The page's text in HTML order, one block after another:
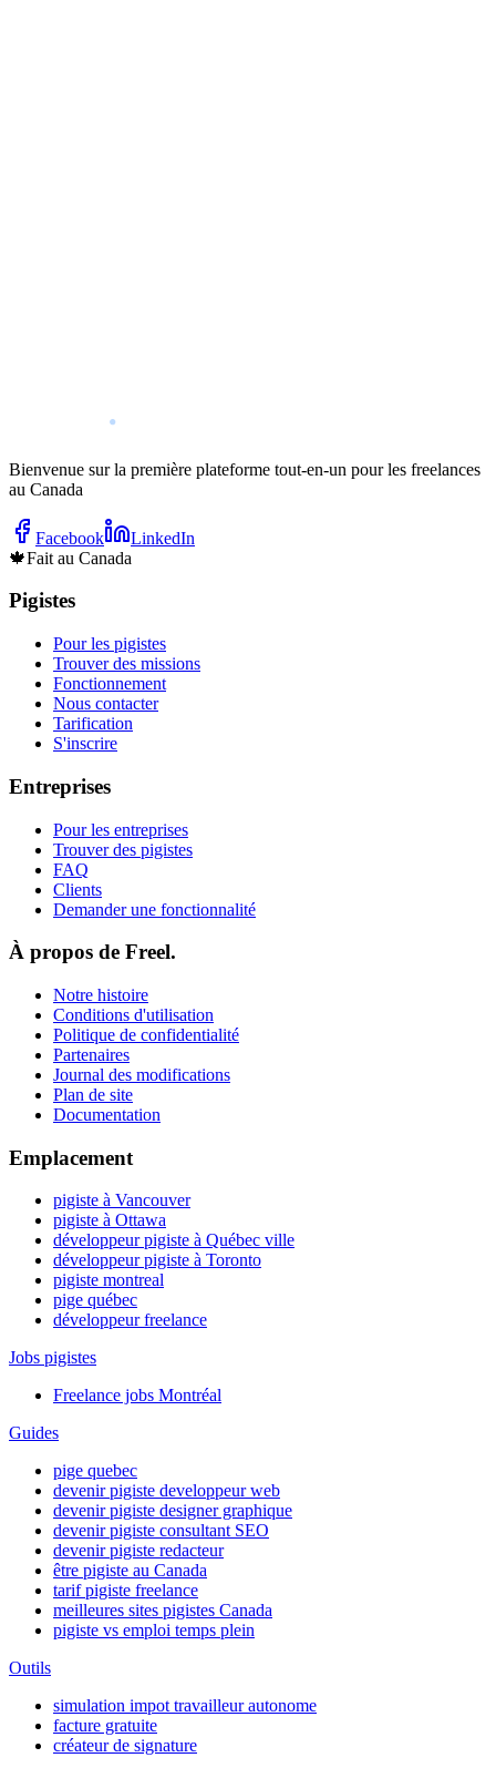
Bienvenue sur la première plateforme tout-en-un pour les freelances
au Canada
Facebook
LinkedIn
🍁Fait au Canada
Pigistes
Pour les pigistes
Trouver des missions
Fonctionnement
Nous contacter
Tarification
S'inscrire
Entreprises
Pour les entreprises
Trouver des pigistes
FAQ
Clients
Demander une fonctionnalité
À propos de Freel.
Notre histoire
Conditions d'utilisation
Politique de confidentialité
Partenaires
Journal des modifications
Plan de site
Documentation
Emplacement
pigiste à Vancouver
pigiste à Ottawa
développeur pigiste à Québec ville
développeur pigiste à Toronto
pigiste montreal
pige québec
développeur freelance
Jobs pigistes
Freelance jobs Montréal
Guides
pige quebec
devenir pigiste developpeur web
devenir pigiste designer graphique
devenir pigiste consultant SEO
devenir pigiste redacteur
être pigiste au Canada
tarif pigiste freelance
meilleures sites pigistes Canada
pigiste vs emploi temps plein
Outils
simulation impot travailleur autonome
facture gratuite
créateur de signature